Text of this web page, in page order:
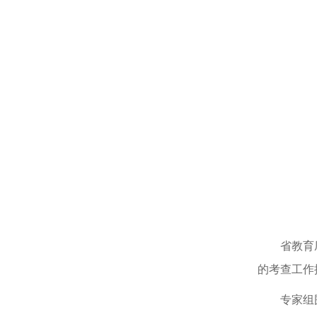
省教育
的考查工作
专家组